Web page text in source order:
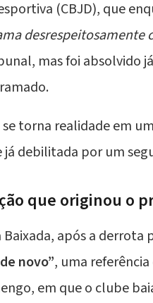
(CBJD), que
desrespeitosamente
mas foi absolvido
torna realidade em
debilitada por um
que originou o
Baixada, após a
novo”, uma
em que o clube